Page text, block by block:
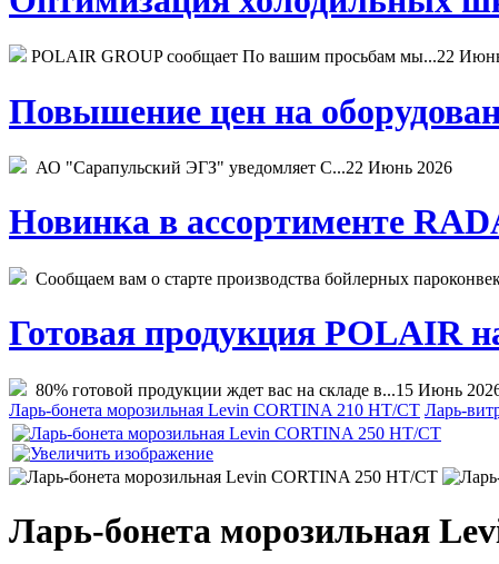
POLAIR GROUP сообщает По вашим просьбам мы...22
Повышение цен на
АО "Сарапульский ЭГЗ" уведомляет С...22 Июнь 2026
Новинка в ассортименте
Сообщаем вам о старте производства бойлерных
Готовая продукция POLAIR
80% готовой продукции ждет вас на складе в...15 Июнь
Ларь-бонета морозильная Levin CORTINA 210 НТ/СТ Ларь-
Ларь-бонета морозильная